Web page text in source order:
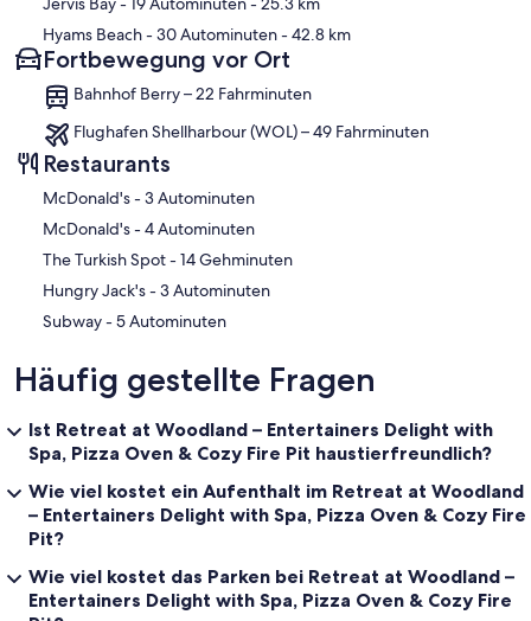
Hyams Beach- 30 Autominuten- 42.8 km
Fortbewegung vor Ort
Bahnhof Berry – 22 Fahrminuten
Flughafen Shellharbour (WOL) – 49 Fahrminuten
Restaurants
‪McDonald's - ‬3 Autominuten
‪McDonald's - ‬4 Autominuten
‪The Turkish Spot - ‬14 Gehminuten
‪Hungry Jack's - ‬3 Autominuten
‪Subway - ‬5 Autominuten
Häufig gestellte Fragen
Ist Retreat at Woodland – Entertainers Delight with
Spa, Pizza Oven & Cozy Fire Pit haustierfreundlich?
Wie viel kostet ein Aufenthalt im Retreat at Woodland
– Entertainers Delight with Spa, Pizza Oven & Cozy Fire
Pit?
Wie viel kostet das Parken bei Retreat at Woodland –
Entertainers Delight with Spa, Pizza Oven & Cozy Fire